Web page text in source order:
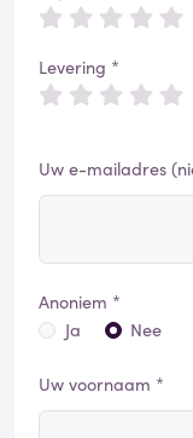
Levering *
Uw e-mailadres
Anoniem *
Ja
Nee
Uw voornaam *